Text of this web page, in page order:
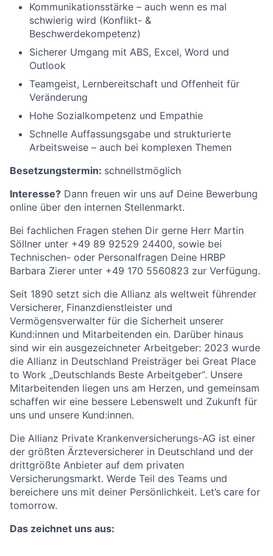
Kommunikationsstärke – auch wenn es mal
schwierig wird (Konflikt- &
Beschwerdekompetenz)
Sicherer Umgang mit ABS, Excel, Word und
Outlook
Teamgeist, Lernbereitschaft und Offenheit für
Veränderung
Hohe Sozialkompetenz und Empathie
Schnelle Auffassungsgabe und strukturierte
Arbeitsweise – auch bei komplexen Themen
Besetzungstermin: schnellstmöglich
Interesse? Dann freuen wir uns auf Deine Bewerbung
online über den internen Stellenmarkt.
Bei fachlichen Fragen stehen Dir gerne Herr Martin
Söllner unter +49 89 92529 24400, sowie bei
Technischen- oder Personalfragen Deine HRBP
Barbara Zierer unter +49 170 5560823 zur Verfügung.
Seit 1890 setzt sich die Allianz als weltweit führender
Versicherer, Finanzdienstleister und
Vermögensverwalter für die Sicherheit unserer
Kund:innen und Mitarbeitenden ein. Darüber hinaus
sind wir ein ausgezeichneter Arbeitgeber: 2023 wurde
die Allianz in Deutschland Preisträger bei Great Place
to Work „Deutschlands Beste Arbeitgeber“. Unsere
Mitarbeitenden liegen uns am Herzen, und gemeinsam
schaffen wir eine bessere Lebenswelt und Zukunft für
uns und unsere Kund:innen.
Die Allianz Private Krankenversicherungs-AG ist einer
der größten Ärzteversicherer in Deutschland und der
drittgrößte Anbieter auf dem privaten
Versicherungsmarkt. Werde Teil des Teams und
bereichere uns mit deiner Persönlichkeit. Let’s care for
tomorrow.
Das zeichnet uns aus: